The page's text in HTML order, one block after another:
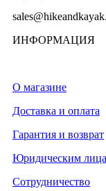
ИНФОРМАЦИЯ
О магазине
Доставка и оплата
Гарантия и возврат
Юридическим
Сотрудничество